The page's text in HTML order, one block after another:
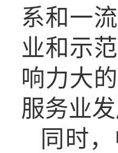
系和一
业和示
响力大
服务业
同时，